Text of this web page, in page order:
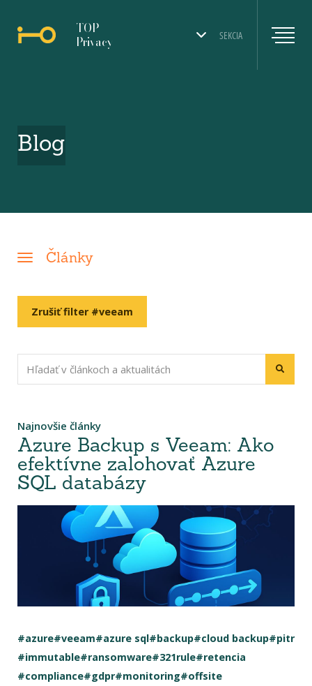
SEKCIA
TOP
Privacy
Blog
Články
Zrušiť filter #veeam
Najnovšie články
Azure Backup s Veeam: Ako
efektívne zalohovať Azure
SQL databázy
#azure#veeam#azure sql#backup#cloud backup#pitr
#immutable#ransomware#321rule#retencia
#compliance#gdpr#monitoring#offsite